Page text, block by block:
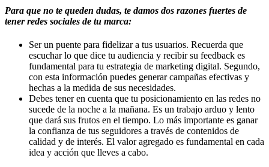
Para que no te queden dudas, te damos dos razones fuertes de
tener redes sociales de tu marca:
Ser un puente para fidelizar a tus usuarios. Recuerda que
escuchar lo que dice tu audiencia y recibir su feedback es
fundamental para tu estrategia de marketing digital. Segundo,
con esta información puedes generar campañas efectivas y
hechas a la medida de sus necesidades.
Debes tener en cuenta que tu posicionamiento en las redes no
sucede de la noche a la mañana. Es un trabajo arduo y lento
que dará sus frutos en el tiempo. Lo más importante es ganar
la confianza de tus seguidores a través de contenidos de
calidad y de interés. El valor agregado es fundamental en cada
idea y acción que lleves a cabo.